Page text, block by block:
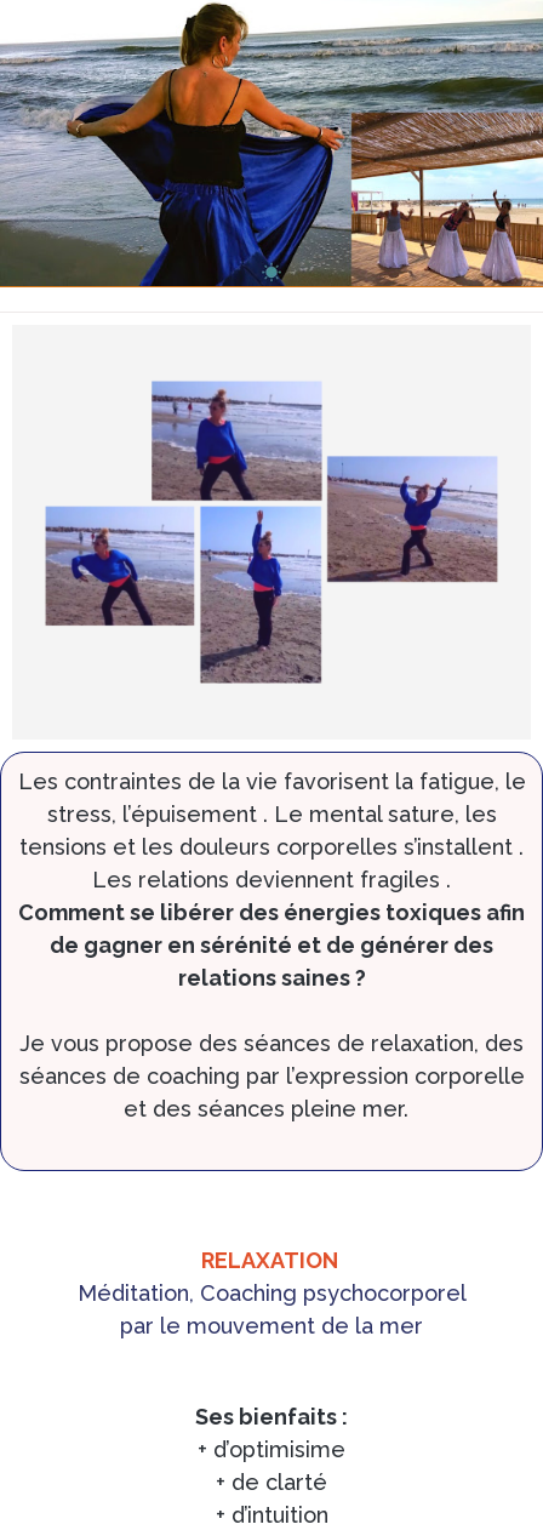
Les contraintes de la vie favorisent la fatigue, le
stress, l’épuisement . Le mental sature, les
tensions et les douleurs corporelles s’installent .
Les relations deviennent fragiles .
Comment se libérer des énergies toxiques afin
de gagner en sérénité et de générer des
relations saines ?
Je vous propose des séances de relaxation, des
séances de coaching par l’expression corporelle
et des séances pleine mer.
RELAXATION
Méditation, Coaching psychocorporel
par le mouvement de la mer
Ses bienfaits :
+ d’optimisime
+ de clarté
+ d’intuition